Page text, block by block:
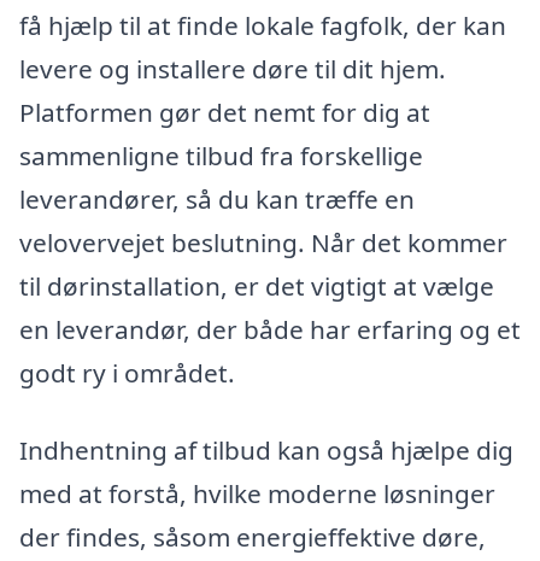
få hjælp til at finde lokale fagfolk, der kan
levere og installere døre til dit hjem.
Platformen gør det nemt for dig at
sammenligne tilbud fra forskellige
leverandører, så du kan træffe en
velovervejet beslutning. Når det kommer
til dørinstallation, er det vigtigt at vælge
en leverandør, der både har erfaring og et
godt ry i området.
Indhentning af tilbud kan også hjælpe dig
med at forstå, hvilke moderne løsninger
der findes, såsom energieffektive døre,